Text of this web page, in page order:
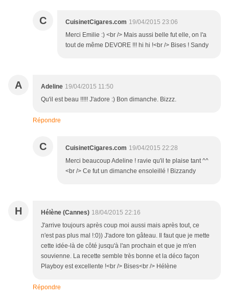
C CuisinetCigares.com 19/04/2015 23:06
Merci Emilie :) <br /> Mais aussi belle fut elle, on l'a
tout de même DEVORE !!! hi hi !<br /> Bises ! Sandy
A Adeline 19/04/2015 11:50
Qu'il est beau !!!!! J'adore :) Bon dimanche. Bizzz.
Répondre
C CuisinetCigares.com 19/04/2015 22:28
Merci beaucoup Adeline ! ravie qu'il te plaise tant ^^
<br /> Ce fut un dimanche ensoleillé ! Bizzandy
H Hélène (Cannes) 18/04/2015 22:16
J'arrive toujours après coup moi aussi mais après tout, ce
n'est pas plus mal !:0)) J'adore ton gâteau. Il faut que je mette
cette idée-là de côté jusqu'à l'an prochain et que je m'en
souvienne. La recette semble très bonne et la déco façon
Playboy est excellente !<br /> Bises<br /> Hélène
Répondre